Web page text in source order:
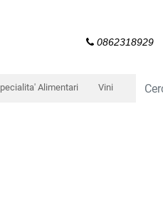
0862318929
Alimentari Vini